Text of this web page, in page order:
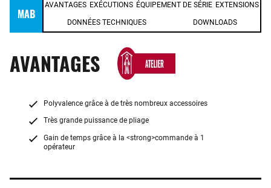
MAB
AVANTAGES EXÉCUTIONS ÉQUIPEMENT DE SÉRIE EXTENSIONS
DONNÉES TECHNIQUES DOWNLOADS
AVANTAGES
Polyvalence grâce à de très nombreux accessoires
Très grande puissance de pliage
Gain de temps grâce à la <strong>commande à 1
opérateur